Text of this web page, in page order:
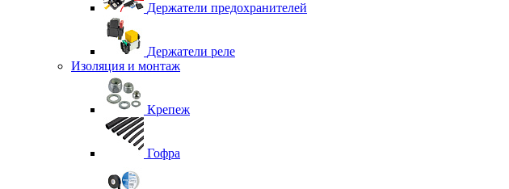
Держатели предохранителей
Держатели реле
Изоляция и монтаж
Крепеж
Гофра